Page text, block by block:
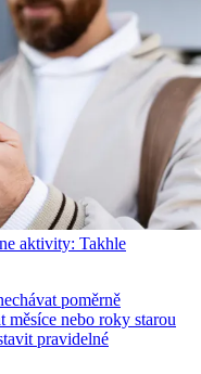
aktivity: Takhle
poměrně
měsíce nebo roky starou
pravidelné